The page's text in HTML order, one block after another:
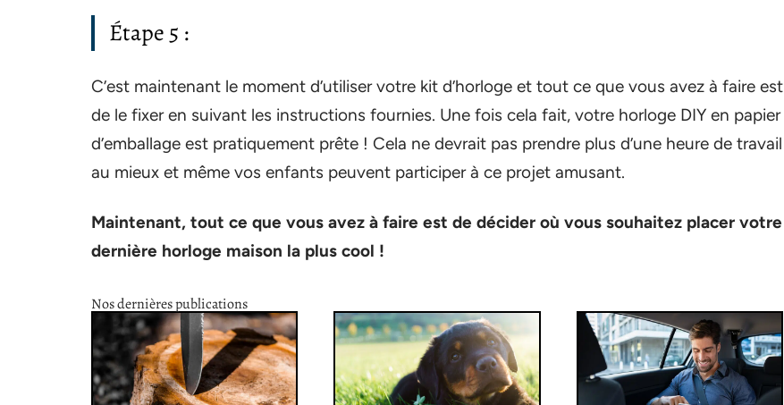
Étape 5 :
C’est maintenant le moment d’utiliser votre kit d’horloge et tout ce que vous avez à faire est
de le fixer en suivant les instructions fournies. Une fois cela fait, votre horloge DIY en papier
d’emballage est pratiquement prête ! Cela ne devrait pas prendre plus d’une heure de travail
au mieux et même vos enfants peuvent participer à ce projet amusant.
Maintenant, tout ce que vous avez à faire est de décider où vous souhaitez placer votre
dernière horloge maison la plus cool !
Nos dernières publications